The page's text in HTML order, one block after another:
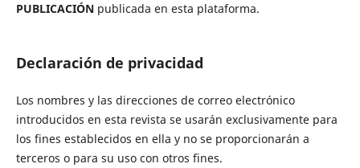
PUBLICACIÓNpublicada en esta plataforma.
Declaración de privacidad
Los nombres y las direcciones de correo electrónico
introducidos en esta revista se usarán exclusivamente para
los fines establecidos en ella y no se proporcionarán a
terceros o para su uso con otros fines.